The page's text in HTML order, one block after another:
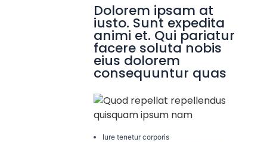
Dolorem ipsam at
iusto. Sunt expedita
animi et. Qui pariatur
facere soluta nobis
eius dolorem
consequuntur quas
Iure tenetur corporis